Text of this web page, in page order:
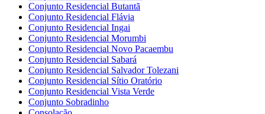
Conjunto Residencial Butantã
Conjunto Residencial Flávia
Conjunto Residencial Ingai
Conjunto Residencial Morumbi
Conjunto Residencial Novo Pacaembu
Conjunto Residencial Sabará
Conjunto Residencial Salvador Tolezani
Conjunto Residencial Sítio Oratório
Conjunto Residencial Vista Verde
Conjunto Sobradinho